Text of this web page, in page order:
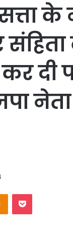
दी